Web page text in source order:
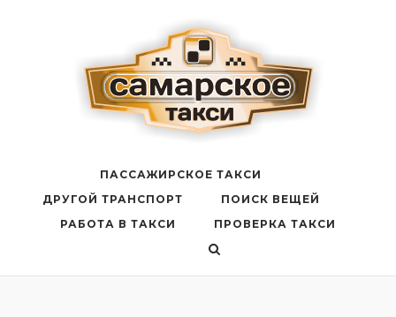
ПАССАЖИРСКОЕ ТАКСИ
ДРУГОЙ ТРАНСПОРТ
ПОИСК ВЕЩЕЙ
РАБОТА В ТАКСИ
ПРОВЕРКА ТАКСИ